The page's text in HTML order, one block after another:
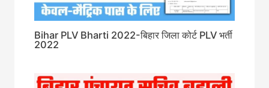
Bihar PLV Bharti 2022-बिहार जिला कोर्ट PLV भर्ती
2022